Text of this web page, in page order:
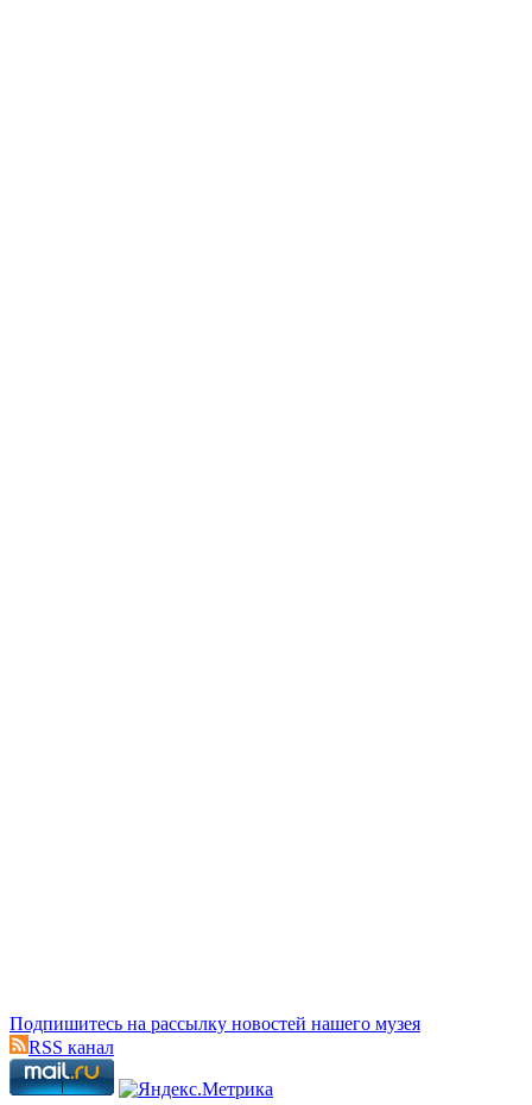
Подпишитесь на рассылку новостей нашего музея
RSS канал